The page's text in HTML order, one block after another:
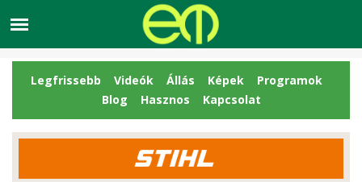
Legfrissebb Videók Állás Képek
Programok
Blog
Hasznos Kapcsolat